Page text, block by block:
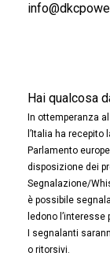
Hai qualcosa
In ottemperanza
l’Italia ha recepito
Parlamento
disposizione dei
Segnalazione/
è possibile
ledono l’interesse
I segnalanti
o ritorsivi.